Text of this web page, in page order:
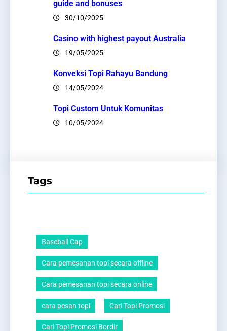
guide and bonuses
30/10/2025
Casino with highest payout Australia
19/05/2025
Konveksi Topi Rahayu Bandung
14/05/2024
Topi Custom Untuk Komunitas
10/05/2024
Tags
Baseball Cap
Cara pemesanan topi secara offline
Cara pemesanan topi secara online
cara pesan topi Cari Topi Promosi
Cari Topi Promosi Bordir